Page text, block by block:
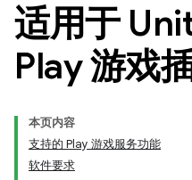
适用于
Play 游戏
本页内容
支持的 Play 游戏服务功能
软件要求